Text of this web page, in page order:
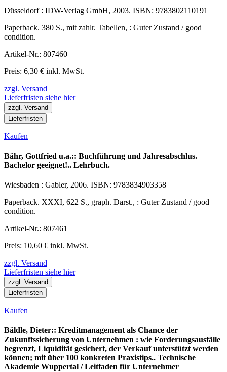
Düsseldorf : IDW-Verlag GmbH, 2003. ISBN: 9783802110191
Paperback. 380 S., mit zahlr. Tabellen, : Guter Zustand / good
condition.
Artikel-Nr.: 807460
Preis: 6,30 € inkl. MwSt.
zzgl. Versand
Lieferfristen siehe hier
zzgl. Versand
Lieferfristen
Kaufen
Bähr, Gottfried u.a.:: Buchführung und Jahresabschlus.
Bachelor geeignet!.. Lehrbuch.
Wiesbaden : Gabler, 2006. ISBN: 9783834903358
Paperback. XXXI, 622 S., graph. Darst., : Guter Zustand / good
condition.
Artikel-Nr.: 807461
Preis: 10,60 € inkl. MwSt.
zzgl. Versand
Lieferfristen siehe hier
zzgl. Versand
Lieferfristen
Kaufen
Bäldle, Dieter:: Kreditmanagement als Chance der
Zukunftssicherung von Unternehmen : wie Forderungsausfälle
begrenzt, Liquidität gesichert, der Verkauf unterstützt werden
können; mit über 100 konkreten Praxistips.. Technische
Akademie Wuppertal / Leitfaden für Unternehmer